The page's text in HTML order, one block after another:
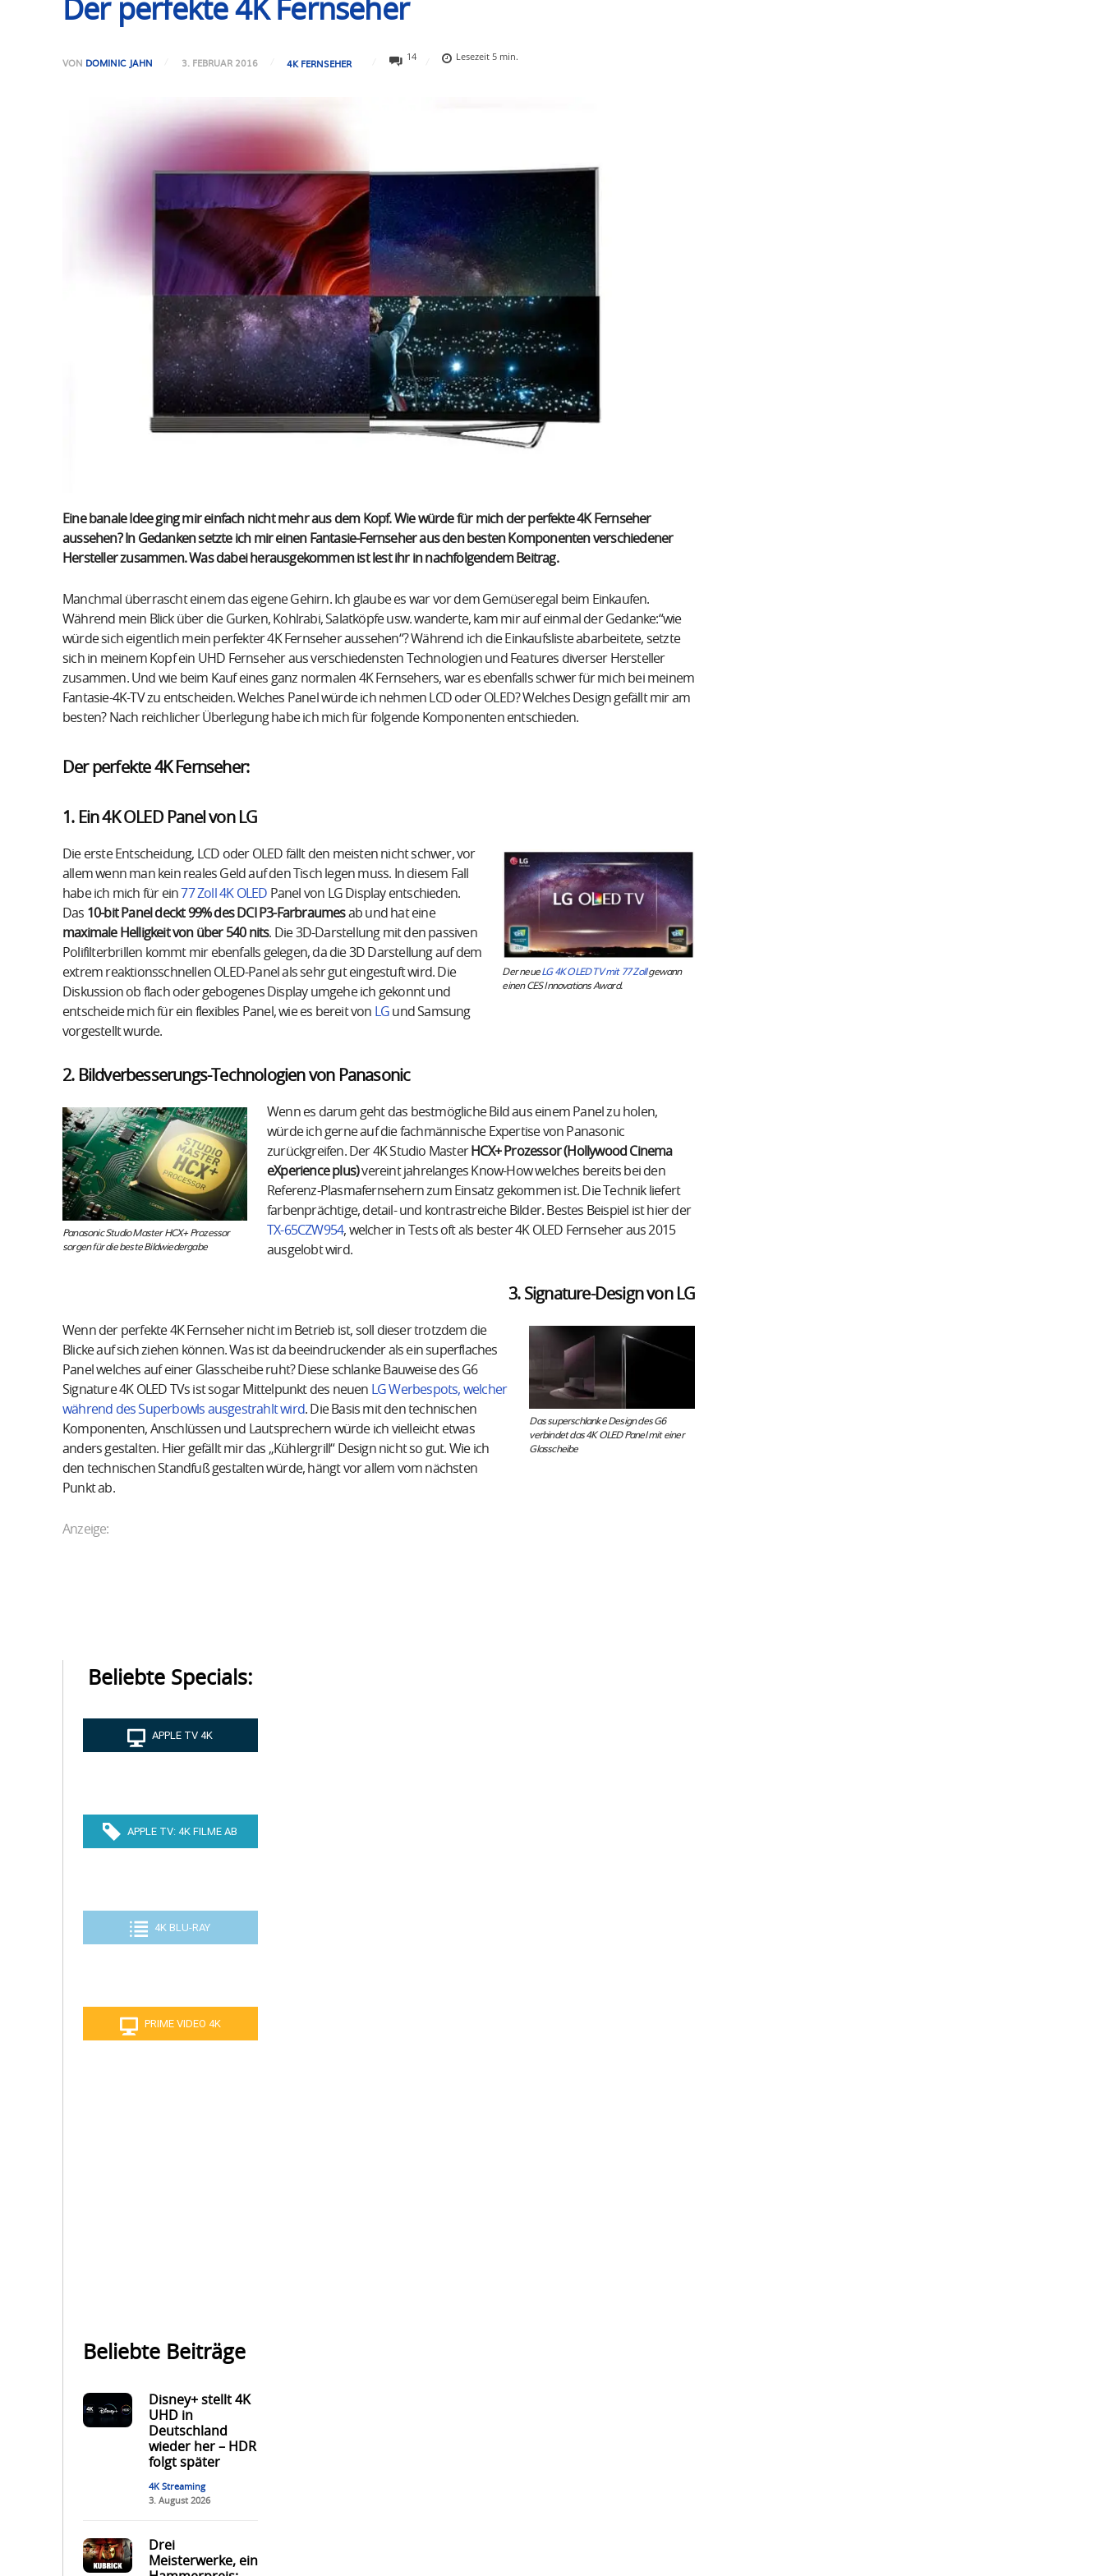
Der perfekte 4K Fernseher
VON DOMINIC JAHN 3. FEBRUAR 2016 4K FERNSEHER
14 Lesezeit5 min.
Eine banale Idee ging mir einfach nicht mehr aus dem Kopf. Wie würde für mich der perfekte 4K Fernseher
aussehen? In Gedanken setzte ich mir einen Fantasie-Fernseher aus den besten Komponenten verschiedener
Hersteller zusammen. Was dabei herausgekommen ist lest ihr in nachfolgendem Beitrag.
Manchmal überrascht einem das eigene Gehirn. Ich glaube es war vor dem Gemüseregal beim Einkaufen.
Während mein Blick über die Gurken, Kohlrabi, Salatköpfe usw. wanderte, kam mir auf einmal der Gedanke:“wie
würde sich eigentlich mein perfekter 4K Fernseher aussehen“? Während ich die Einkaufsliste abarbeitete, setzte
sich in meinem Kopf ein UHD Fernseher aus verschiedensten Technologien und Features diverser Hersteller
zusammen. Und wie beim Kauf eines ganz normalen 4K Fernsehers, war es ebenfalls schwer für mich bei meinem
Fantasie-4K-TV zu entscheiden. Welches Panel würde ich nehmen LCD oder OLED? Welches Design gefällt mir am
besten? Nach reichlicher Überlegung habe ich mich für folgende Komponenten entschieden.
Der perfekte 4K Fernseher:
1. Ein 4K OLED Panel von LG
Der neueLG 4K OLED TV mit 77 Zollgewann
einen CES Innovations Award.
Die erste Entscheidung, LCD oder OLED fällt den meisten nicht schwer, vor
allem wenn man kein reales Geld auf den Tisch legen muss. In diesem Fall
habe ich mich für ein77 Zoll 4K OLED Panel von LG Display entschieden.
Das 10-bit Panel deckt 99% des DCI P3-Farbraumesab und hat eine
maximale Helligkeit von über 540 nits. Die 3D-Darstellung mit den passiven
Polifilterbrillen kommt mir ebenfalls gelegen, da die 3D Darstellung auf dem
extrem reaktionsschnellen OLED-Panel als sehr gut eingestuft wird. Die
Diskussion ob flach oder gebogenes Display umgehe ich gekonnt und
entscheide mich für ein flexibles Panel, wie es bereit von
LG und Samsung
vorgestellt wurde.
2. Bildverbesserungs-Technologien von Panasonic
Panasonic Studio Master HCX+ Prozessor
sorgen für die beste Bildwiedergabe
Wenn es darum geht das bestmögliche Bild aus einem Panel zu holen,
würde ich gerne auf die fachmännische Expertise von Panasonic
zurückgreifen. Der 4K Studio Master HCX+ Prozessor (Hollywood Cinema
eXperience plus)vereint jahrelanges Know-How welches bereits bei den
Referenz-Plasmafernsehern zum Einsatz gekommen ist. Die Technik liefert
farbenprächtige, detail- und kontrastreiche Bilder. Bestes Beispiel ist hier der
TX-65CZW954, welcher in Tests oft als bester 4K OLED Fernseher aus 2015
ausgelobt wird.
3. Signature-Design von LG
Das superschlanke Design des G6
verbindet das 4K OLED Panel mit einer
Glasscheibe
Wenn der perfekte 4K Fernseher nicht im Betrieb ist, soll dieser trotzdem die
Blicke auf sich ziehen können. Was ist da beeindruckender als ein superflaches
Panel welches auf einer Glasscheibe ruht? Diese schlanke Bauweise des G6
Signature 4K OLED TVs ist sogar Mittelpunkt des neuen
LG Werbespots, welcher
während des Superbowls ausgestrahlt wird. Die Basis mit den technischen
Komponenten, Anschlüssen und Lautsprechern würde ich vielleicht etwas
anders gestalten. Hier gefällt mir das „Kühlergrill“ Design nicht so gut. Wie ich
den technischen Standfuß gestalten würde, hängt vor allem vom nächsten
Punkt ab.
Anzeige:
Beliebte Specials:
APPLE TV 4K
APPLE TV: 4K FILME AB
4K BLU-RAY
PRIME VIDEO 4K
Beliebte Beiträge
Disney+ stellt 4K
UHD in
Deutschland
wieder her – HDR
folgt später
4K Streaming
3. August 2026
Drei
Meisterwerke, ein